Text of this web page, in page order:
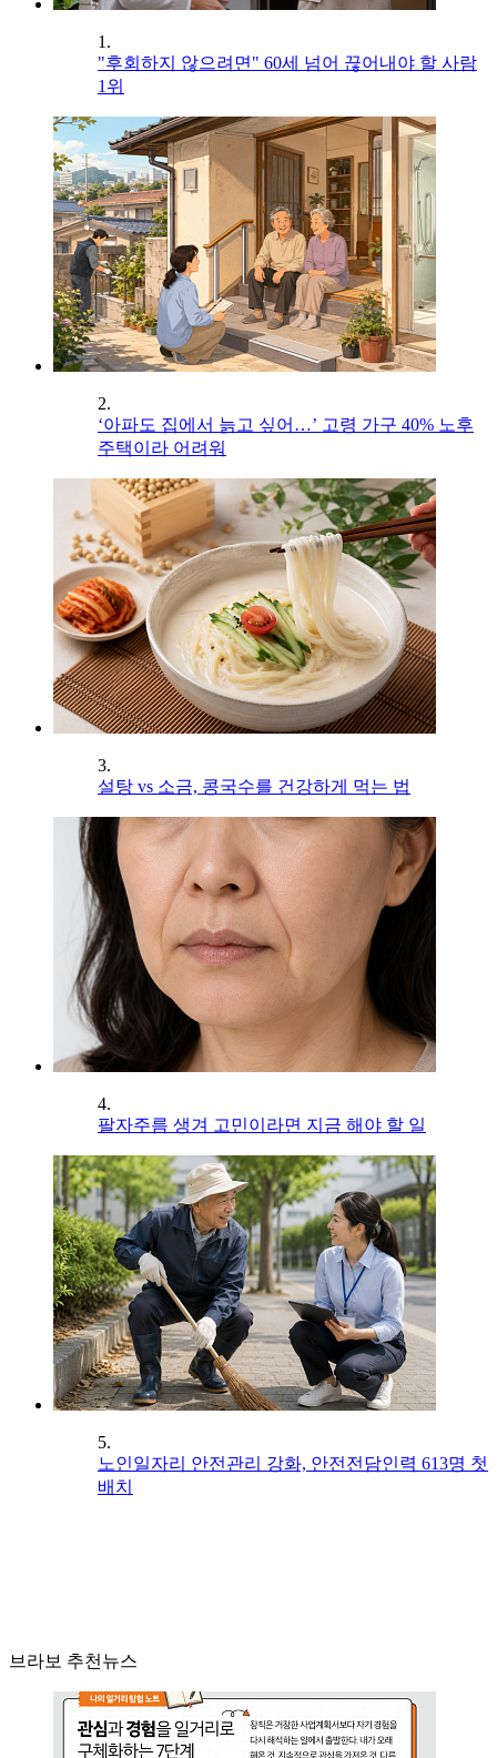
1.
"후회하지 않으려면" 60세 넘어 끊어내야 할 사람
1위
2.
‘아파도 집에서 늙고 싶어…’ 고령 가구 40% 노후
주택이라 어려워
3.
설탕 vs 소금, 콩국수를 건강하게 먹는 법
4.
팔자주름 생겨 고민이라면 지금 해야 할 일
5.
노인일자리 안전관리 강화, 안전전담인력 613명 첫
배치
브라보 추천뉴스